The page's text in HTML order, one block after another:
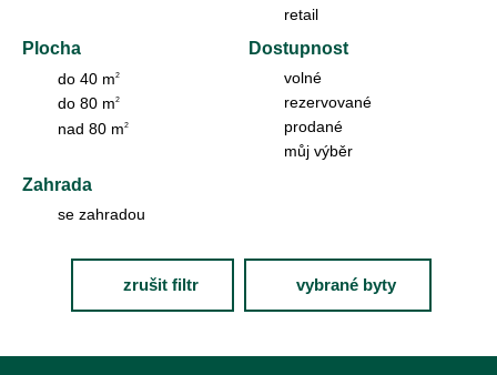
retail
Plocha
do 40 m2
do 80 m2
nad 80 m2
Dostupnost
volné
rezervované
prodané
můj výběr
Zahrada
se zahradou
zrušit filtr vybrané byty